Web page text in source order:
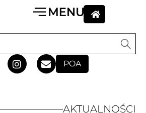
POA
AKTUALNOŚCI